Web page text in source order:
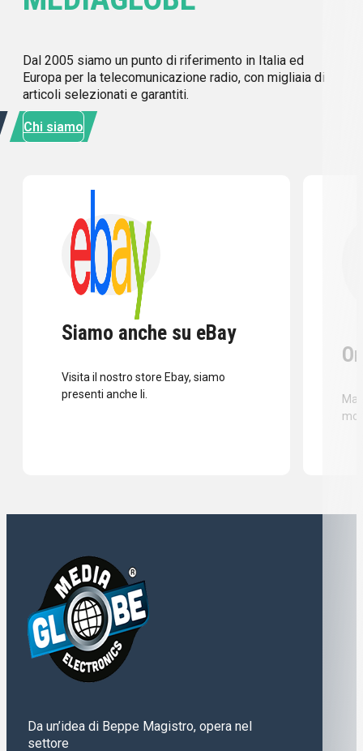
Dal 2005 siamo un punto di riferimento in Italia ed
Europa per la telecomunicazione radio, con migliaia di
articoli selezionati e garantiti.
Chi siamo
Siamo anche su eBay
Visita il nostro store Ebay, siamo
presenti anche li.
Da un’idea di Beppe Magistro, opera nel
settore